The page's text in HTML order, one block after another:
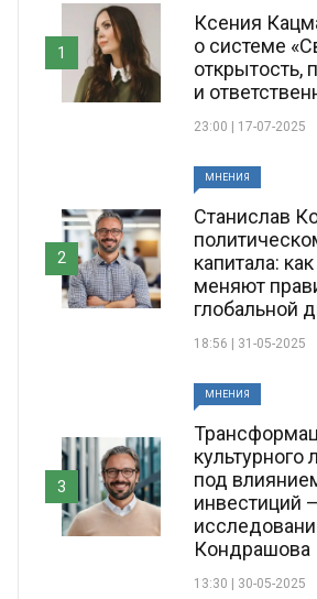
Ксения
о системе
открытость,
и
23:00 | 17-07-2025
1
МНЕНИЯ
Станислав
капитала:
меняют
глобальной
18:56 | 31-05-2025
2
МНЕНИЯ
культурного
под
инвестиций
Кондрашова
13:30 | 30-05-2025
3